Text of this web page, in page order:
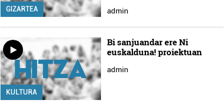
GIZARTEA admin
KULTURA
Bi sanjuandar ere Ni
euskalduna! proiektuan
admin